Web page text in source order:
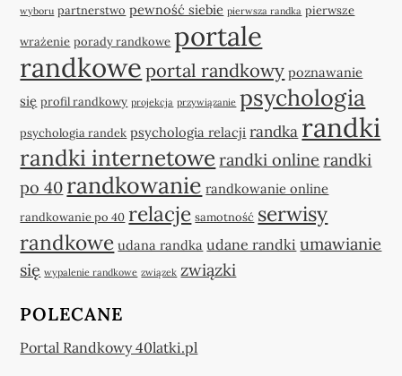
wyboru partnerstwo pewność siebie pierwsza randka pierwsze
wrażenie porady randkowe portale
randkowe portal randkowy poznawanie
się profil randkowy projekcja przywiązanie psychologia
psychologia randek psychologia relacji randka randki
randki internetowe randki online randki
po 40 randkowanie randkowanie online
randkowanie po 40 relacje samotność serwisy
randkowe udana randka udane randki umawianie
się wypalenie randkowe związek związki
POLECANE
Portal Randkowy 40latki.pl